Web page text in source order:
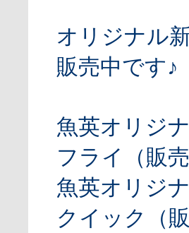
オリジナル
販売中です♪
魚英オリジ
フライ（販
魚英オリジ
クイック（